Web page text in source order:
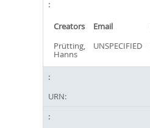
Creators Email
Prütting,
Hanns
UNSPECIFIED
URN: